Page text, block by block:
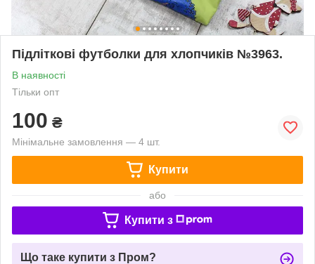
Підліткові футболки для хлопчиків №3963.
В наявності
Тільки опт
100 ₴
Мінімальне замовлення — 4 шт.
Купити
або
Купити з
Що таке купити з Пром?